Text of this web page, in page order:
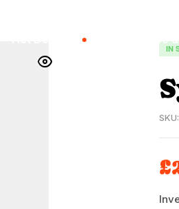
Conference &
IN
£